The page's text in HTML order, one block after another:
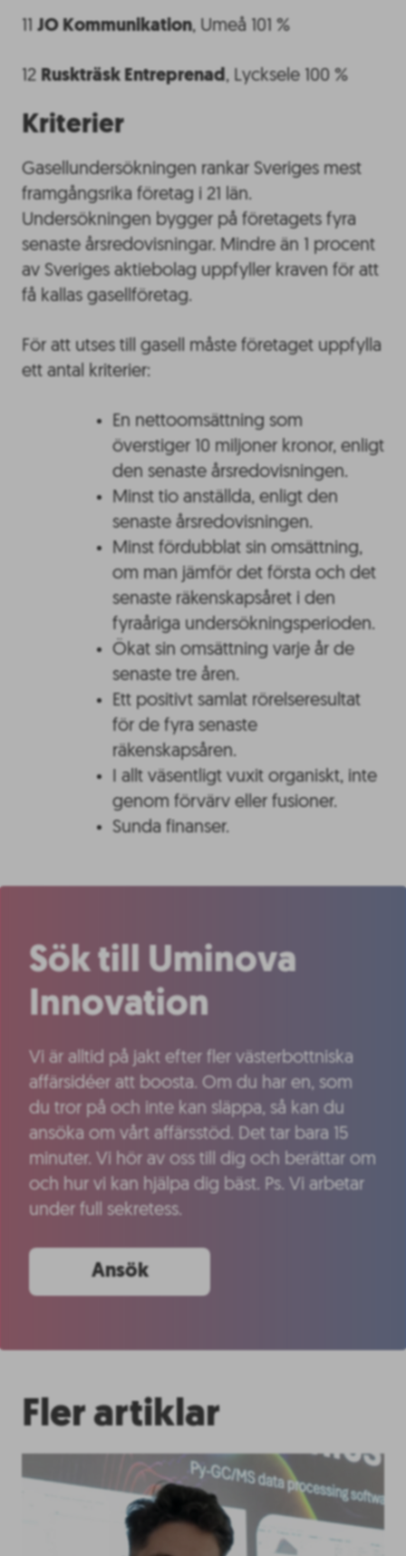
11 JO Kommunikation, Umeå 101 %
12 Ruskträsk Entreprenad, Lycksele 100 %
Kriterier
Gasellundersökningen rankar Sveriges mest
framgångsrika företag i 21 län.
Undersökningen bygger på företagets fyra
senaste årsredovisningar. Mindre än 1 procent
av Sveriges aktiebolag uppfyller kraven för att
få kallas gasellföretag.
För att utses till gasell måste företaget uppfylla
ett antal kriterier:
En nettoomsättning som
överstiger 10 miljoner kronor, enligt
den senaste årsredovisningen.
Minst tio anställda, enligt den
senaste årsredovisningen.
Minst fördubblat sin omsättning,
om man jämför det första och det
senaste räkenskapsåret i den
fyraåriga undersökningsperioden.
Ökat sin omsättning varje år de
senaste tre åren.
Ett positivt samlat rörelseresultat
för de fyra senaste
räkenskapsåren.
I allt väsentligt vuxit organiskt, inte
genom förvärv eller fusioner.
Sunda finanser.
Sök till Uminova
Innovation
Vi är alltid på jakt efter fler västerbottniska
affärsidéer att boosta. Om du har en, som
du tror på och inte kan släppa, så kan du
ansöka om vårt affärsstöd. Det tar bara 15
minuter. Vi hör av oss till dig och berättar om
och hur vi kan hjälpa dig bäst. Ps. Vi arbetar
under full sekretess.
Ansök
Fler artiklar